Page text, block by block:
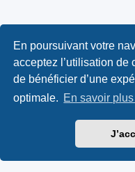
En poursuivant votre
acceptez l’utilisation de
de bénéficier d’une
optimale. En savoir